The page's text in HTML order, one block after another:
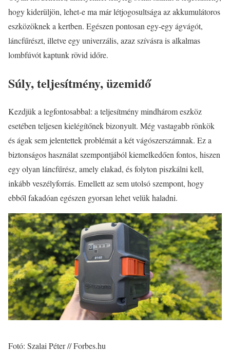
hogy kiderüljön, lehet-e ma már létjogosultsága az akkumulátoros
eszközöknek a kertben. Egészen pontosan egy-egy ágvágót,
láncfűrészt, illetve egy univerzális, azaz szívásra is alkalmas
lombfúvót kaptunk rövid időre.
Súly, teljesítmény, üzemidő
Kezdjük a legfontosabbal: a teljesítmény mindhárom eszköz
esetében teljesen kielégítőnek bizonyult. Még vastagabb rönkök
és ágak sem jelentettek problémát a két vágószerszámnak. Ez a
biztonságos használat szempontjából kiemelkedően fontos, hiszen
egy olyan láncfűrész, amely elakad, és folyton piszkálni kell,
inkább veszélyforrás. Emellett az sem utolsó szempont, hogy
ebből fakadóan egészen gyorsan lehet velük haladni.
Fotó: Szalai Péter // Forbes.hu